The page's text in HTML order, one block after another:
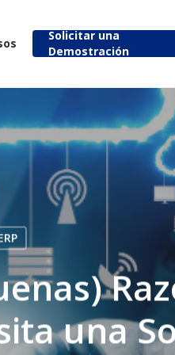
Solicitar una
Demostración
una